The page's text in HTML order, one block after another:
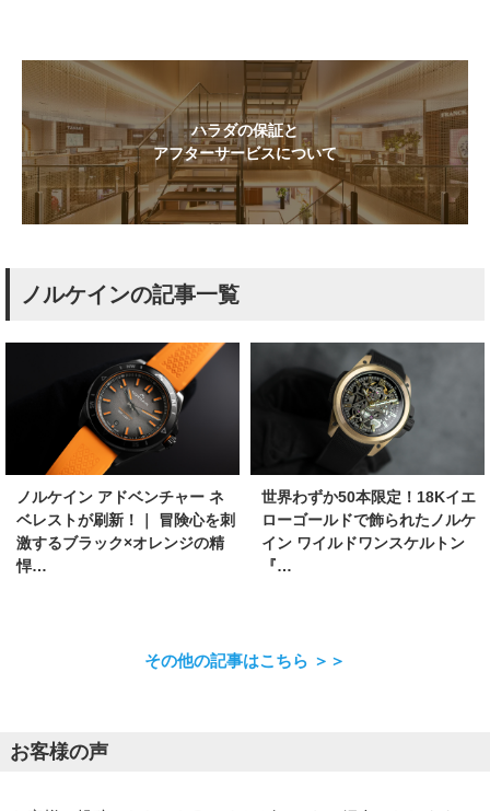
ハラダの保証と
アフターサービスについて
ノルケインの記事一覧
ノルケイン アドベンチャー ネ
ベレストが刷新！｜ 冒険心を刺
激するブラック×オレンジの精
悍…
世界わずか50本限定！18Kイエ
ローゴールドで飾られたノルケ
イン ワイルドワンスケルトン
『…
その他の記事はこちら ＞＞
お客様の声